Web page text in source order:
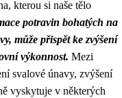
kterou si naše tělo
potravin bohatých na
může přispět ke zvýšení
výkonnost. Mezi
svalové únavy, zvýšení
vyskytuje v některých